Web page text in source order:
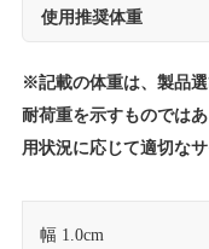
使用推奨体重
※記載の体重は、製品選
耐荷重を示すものでは
用状況に応じて適切な
幅 1.0cm